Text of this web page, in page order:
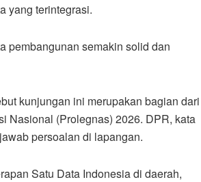
yang terintegrasi.
pembangunan semakin solid dan
kunjungan ini merupakan bagian dari
Nasional (Prolegnas) 2026. DPR, kata
persoalan di lapangan.
Satu Data Indonesia di daerah,